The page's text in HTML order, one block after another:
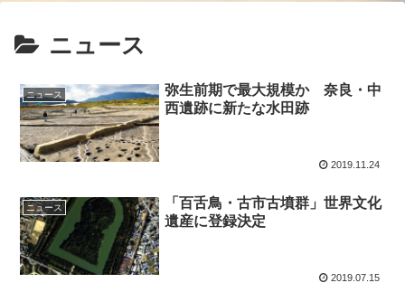
ニュース
ニュース
弥生前期で最大規模か 奈良・中
西遺跡に新たな水田跡
2019.11.24
ニュース
「百舌鳥・古市古墳群」世界文化
遺産に登録決定
2019.07.15